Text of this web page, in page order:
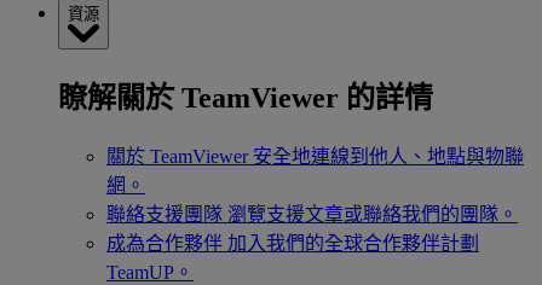
資源
瞭解關於 TeamViewer 的詳情
關於 TeamViewer 安全地連線到他人、地點與物聯
網。
聯絡支援團隊 瀏覽支援文章或聯絡我們的團隊。
成為合作夥伴 加入我們的全球合作夥伴計劃
TeamUP。